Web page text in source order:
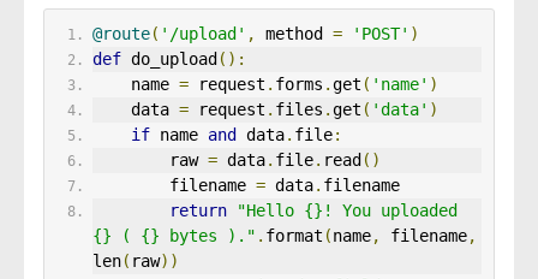
@route( '/upload' , method = 'POST' )
def do_upload ():
    name
= request . forms .get ( 'name' )
    data
= request . files .get ( 'data' )
if name and data. file:
        raw
= data. file. read ()
        filename
= data. filename
return
"Hello {}! You uploaded
{} ( {} bytes )." . format (name, filename,
len( raw))